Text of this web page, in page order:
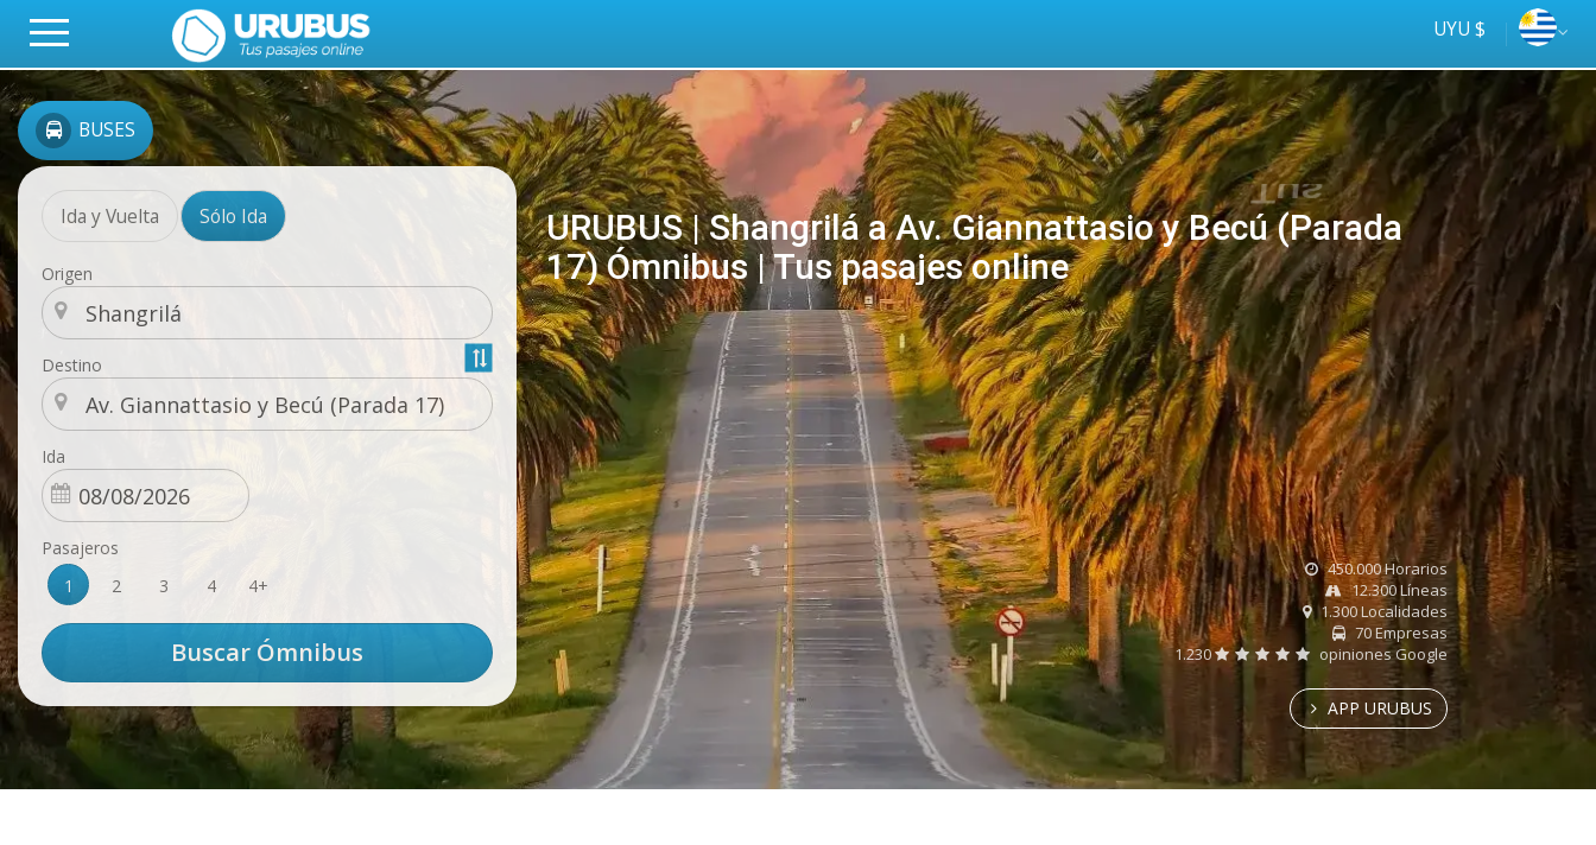
UYU $
BUSES
Ida y Vuelta Sólo Ida
Origen
Destino
Ida
Pasajeros
1
2 3 4 4+
URUBUS | Shangrilá a Av. Giannattasio y Becú (Parada
17) Ómnibus | Tus pasajes online
online
Tus
ómnibus
450.000 Horarios
12.300 Líneas
1.300 Localidades
70 Empresas
1.230
opiniones Google
APP URUBUS